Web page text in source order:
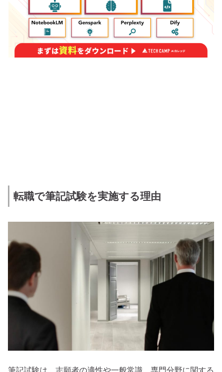
転職で筆記試験を実施する理由
筆記試験は、志願者の適性や一般常識、専門分野に関する